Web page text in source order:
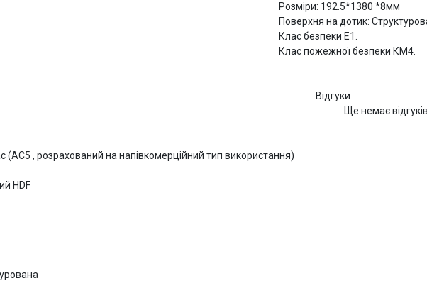
Розміри: 192.5*1380 *8мм
Поверхня на дотик:
Клас безпеки Е1.
Клас пожежної безпеки КМ4.
(АС5 , розрахований на напівкомерційний тип використання)
HDF
Відгуки
Ще немає відгуків